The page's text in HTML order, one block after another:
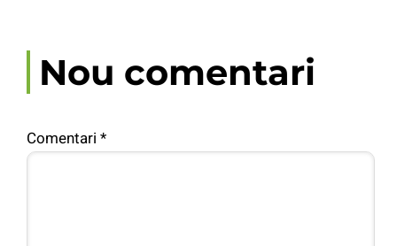
Nou comentari
Comentari *